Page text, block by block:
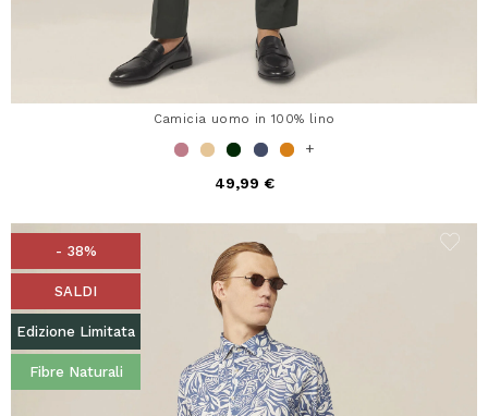
Camicia uomo in 100% lino
+
49,99 €
- 38%
SALDI
Edizione Limitata
Fibre Naturali